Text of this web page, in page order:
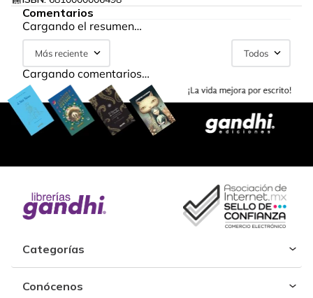
Comentarios
Cargando el resumen…
Más reciente Todos
Cargando comentarios…
Categorías
Conócenos